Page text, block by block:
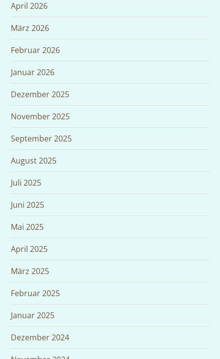
April 2026
März 2026
Februar 2026
Januar 2026
Dezember 2025
November 2025
September 2025
August 2025
Juli 2025
Juni 2025
Mai 2025
April 2025
März 2025
Februar 2025
Januar 2025
Dezember 2024